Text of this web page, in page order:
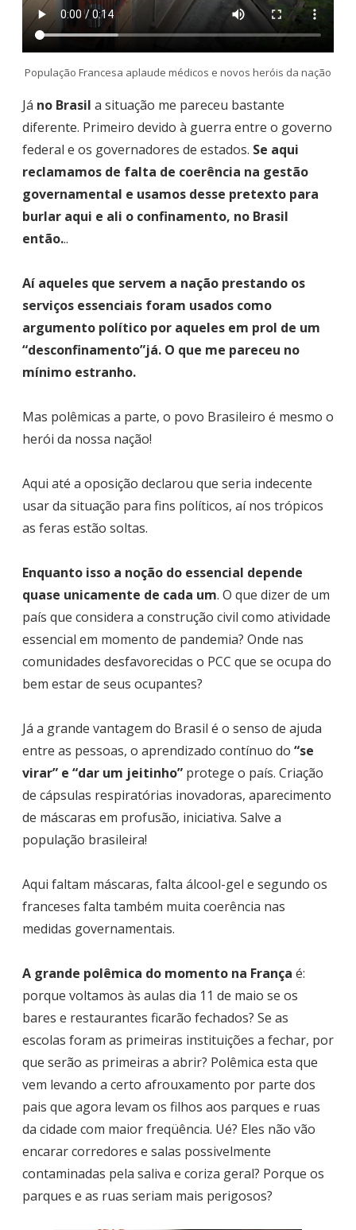
População Francesa aplaude médicos e novos heróis da nação
Já no Brasil a situação me pareceu bastante
diferente. Primeiro devido à guerra entre o governo
federal e os governadores de estados. Se aqui
reclamamos de falta de coerência na gestão
governamental e usamos desse pretexto para
burlar aqui e ali o confinamento, no Brasil
então...
Aí aqueles que servem a nação prestando os
serviços essenciais foram usados como
argumento político por aqueles em prol de um
“desconfinamento”já. O que me pareceu no
mínimo estranho.
Mas polêmicas a parte, o povo Brasileiro é mesmo o
herói da nossa nação!
Aqui até a oposição declarou que seria indecente
usar da situação para fins políticos, aí nos trópicos
as feras estão soltas.
Enquanto isso a noção do essencial depende
quase unicamente de cada um. O que dizer de um
país que considera a construção civil como atividade
essencial em momento de pandemia? Onde nas
comunidades desfavorecidas o PCC que se ocupa do
bem estar de seus ocupantes?
Já a grande vantagem do Brasil é o senso de ajuda
entre as pessoas, o aprendizado contínuo do “se
virar” e “dar um jeitinho” protege o país. Criação
de cápsulas respiratórias inovadoras, aparecimento
de máscaras em profusão, iniciativa. Salve a
população brasileira!
Aqui faltam máscaras, falta álcool-gel e segundo os
franceses falta também muita coerência nas
medidas governamentais.
A grande polêmica do momento na França é:
porque voltamos às aulas dia 11 de maio se os
bares e restaurantes ficarão fechados? Se as
escolas foram as primeiras instituições a fechar, por
que serão as primeiras a abrir? Polêmica esta que
vem levando a certo afrouxamento por parte dos
pais que agora levam os filhos aos parques e ruas
da cidade com maior freqüência. Ué? Eles não vão
encarar corredores e salas possivelmente
contaminadas pela saliva e coriza geral? Porque os
parques e as ruas seriam mais perigosos?